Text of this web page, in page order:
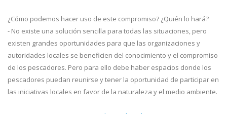
¿Cómo podemos hacer uso de este compromiso? ¿Quién lo hará?
- No existe una solución sencilla para todas las situaciones, pero
existen grandes oportunidades para que las organizaciones y
autoridades locales se beneficien del conocimiento y el compromiso
de los pescadores. Pero para ello debe haber espacios donde los
pescadores puedan reunirse y tener la oportunidad de participar en
las iniciativas locales en favor de la naturaleza y el medio ambiente.